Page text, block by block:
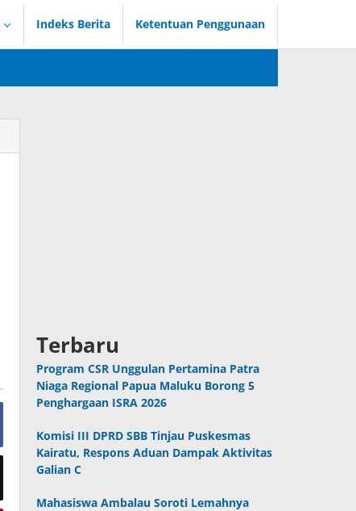
Indeks Berita Ketentuan Penggunaan
Terbaru
Program CSR Unggulan Pertamina Patra
Niaga Regional Papua Maluku Borong 5
Penghargaan ISRA 2026
Komisi III DPRD SBB Tinjau Puskesmas
Kairatu, Respons Aduan Dampak Aktivitas
Galian C
Mahasiswa Ambalau Soroti Lemahnya